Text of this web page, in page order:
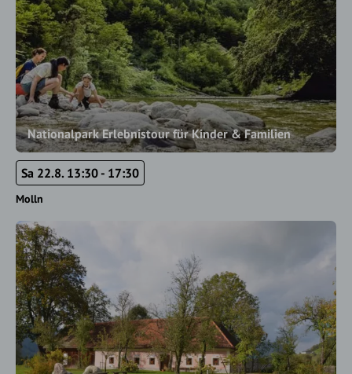
Nationalpark Erlebnistour für Kinder & Familien
Sa 22.8. 13:30 - 17:30
Molln